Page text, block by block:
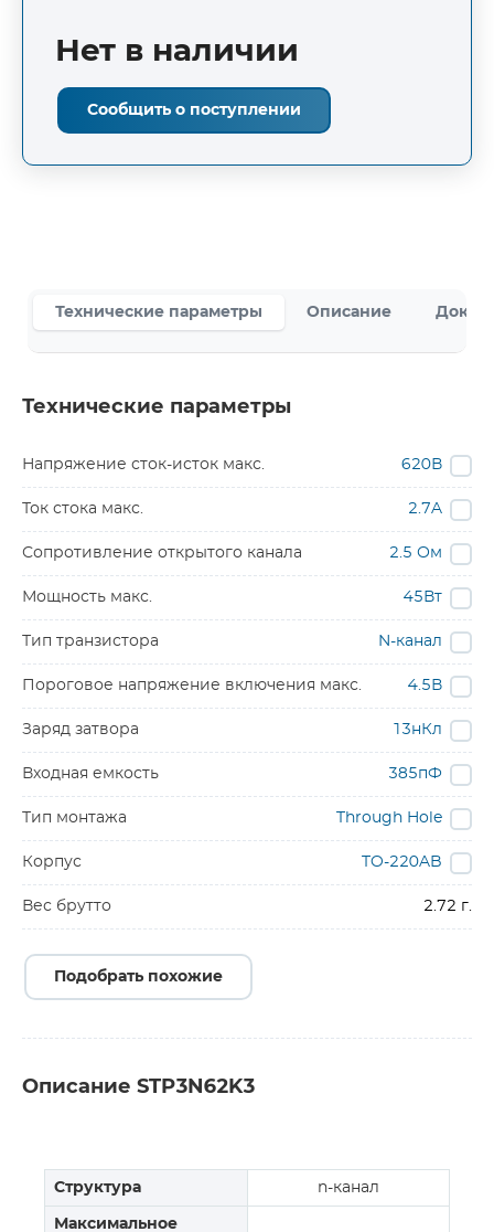
Нет в наличии
Сообщить о поступлении
Технические параметры Описание
Технические параметры
Напряжение сток-исток макс. 620В
Ток стока макс. 2.7A
Сопротивление открытого канала 2.5 Ом
Мощность макс. 45Вт
Тип транзистора N-канал
Пороговое напряжение включения макс. 4.5В
Заряд затвора 13нКл
Входная емкость 385пФ
Тип монтажа Through Hole
Корпус TO-220AB
Вес брутто 2.72 г.
Подобрать похожие
Описание STP3N62K3
Структура n-канал
Максимальное